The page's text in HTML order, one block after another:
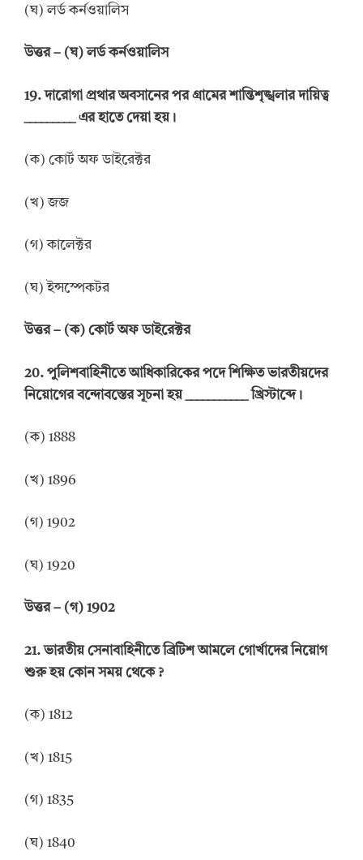
(ঘ) লর্ড কর্নওয়ালিস
উত্তর– (ঘ) লর্ড কর্নওয়ালিস
19.দারোগা প্রথার অবসানের পর গ্রামের শান্তিশৃঙ্খলার দায়িত্ব
এর হাতে দেয়া হয়।
(ক) কোর্ট অফ ডাইরেক্টর
(খ) জজ
(গ) কালেক্টর
(ঘ) ইন্সস্পেকটর
উত্তর– (ক) কোর্ট অফ ডাইরেক্টর
20. পুলিশবাহিনীতে আধিকারিকের পদে শিক্ষিত ভারতীয়দের
নিয়োগের বন্দোবস্তের সূচনা হয়___________ খ্রিস্টাব্দে।
(ক) 1888
(খ) 1896
(গ) 1902
(ঘ) 1920
উত্তর– (গ) 1902
21.ভারতীয় সেনাবাহিনীতে ব্রিটিশ আমলে গোর্খাদের নিয়োগ
শুরু হয় কোন সময় থেকে ?
(ক) 1812
(খ) 1815
(গ) 1835
(ঘ) 1840